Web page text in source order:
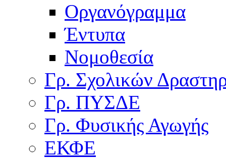
Οργανόγραμμα
Έντυπα
Νομοθεσία
Γρ. Σχολικών
Γρ. ΠΥΣΔΕ
Γρ. Φυσικής Αγωγής
ΕΚΦΕ